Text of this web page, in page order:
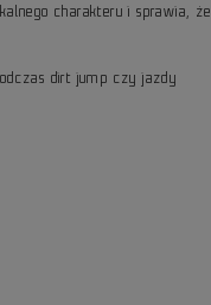
charakteru i sprawia, że
dirt jump czy jazdy